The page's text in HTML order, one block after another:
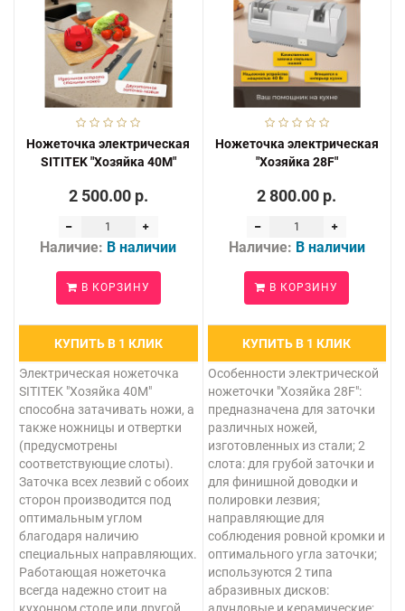
Ножеточка электрическая
SITITEK "Хозяйка 40М"
2 500.00 р.
Наличие: В наличии
В КОРЗИНУ
КУПИТЬ В 1 КЛИК
Электрическая ножеточка
SITITEK "Хозяйка 40М"
способна затачивать ножи, а
также ножницы и отвертки
(предусмотрены
соответствующие слоты).
Заточка всех лезвий с обоих
сторон производится под
оптимальным углом
благодаря наличию
специальных направляющих.
Работающая ножеточка
всегда надежно стоит на
Ножеточка электрическая
"Хозяйка 28F"
2 800.00 р.
Наличие: В наличии
В КОРЗИНУ
КУПИТЬ В 1 КЛИК
Особенности электрической
ножеточки "Хозяйка 28F":
предназначена для заточки
различных ножей,
изготовленных из стали; 2
слота: для грубой заточки и
для финишной доводки и
полировки лезвия;
направляющие для
соблюдения ровной кромки и
оптимального угла заточки;
используются 2 типа
абразивных дисков: